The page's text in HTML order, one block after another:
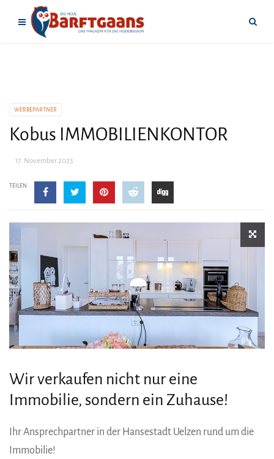
WERBEPARTNER
Kobus IMMOBILIENKONTOR
17. November 2023
TEILEN
Wir verkaufen nicht nur eine
Immobilie, sondern ein Zuhause!
Ihr Ansprechpartner in der Hansestadt Uelzen rund um die
Immobilie!